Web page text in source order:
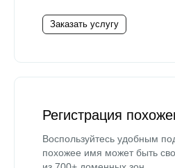
Заказать услугу
Регистрация
Воспользуйтесь удобным
похожее имя может быть